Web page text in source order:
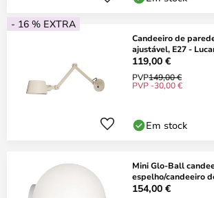
- 16 % EXTRA
Candeeiro de
ajustável, E27 -
119,00 €
PVP149,00 €
PVP -30,00 €
Em stock
Mini Glo-Ball
espelho/candeeiro
ópico - FLOS
154,00 €